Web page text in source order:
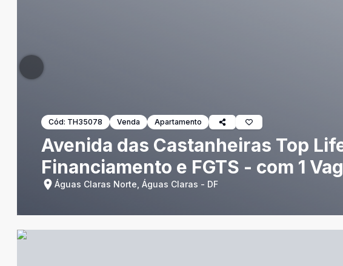
Cód: TH35078 Venda Apartamento
Avenida das Castanheiras Top
Financiamento e FGTS - com 1
Águas Claras Norte, Águas Claras - DF